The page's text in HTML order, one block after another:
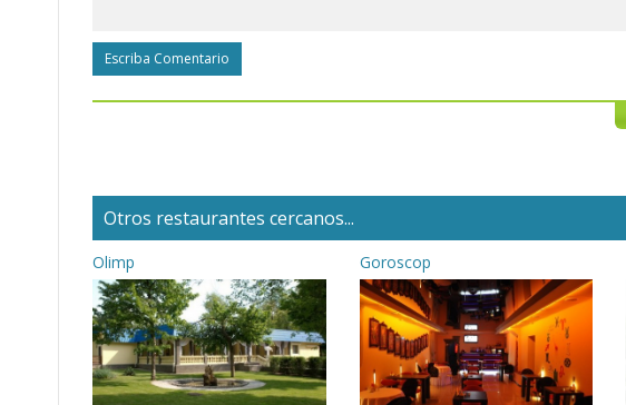
Escriba Comentario
Otros restaurantes cercanos...
Olimp Goroscop